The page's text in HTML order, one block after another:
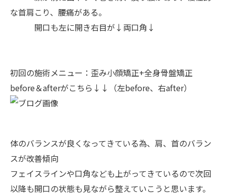
な首肩こり、腰痛がある。
開口も左に開き右目が↓両口角↓
初回の施術メニュー：歪み小顔矯正+全身骨盤矯正
before＆afterがこちら↓↓（左before、右after）
体のバランスが良くなってきている為、肩、首のバラン
スが改善傾向
フェイスラインや口角なども上がってきているので次回
以降も開口の状態も見ながら整えていこうと思います。